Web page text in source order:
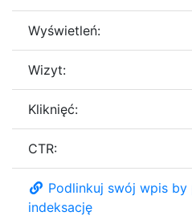
Wyświetleń:
Wizyt:
Kliknięć:
CTR:
Podlinkuj swój wpis by
indeksację